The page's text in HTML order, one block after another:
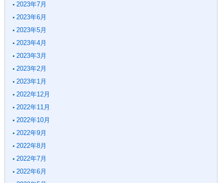
2023年7月
2023年6月
2023年5月
2023年4月
2023年3月
2023年2月
2023年1月
2022年12月
2022年11月
2022年10月
2022年9月
2022年8月
2022年7月
2022年6月